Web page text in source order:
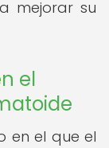
mejorar su
el
en el que el